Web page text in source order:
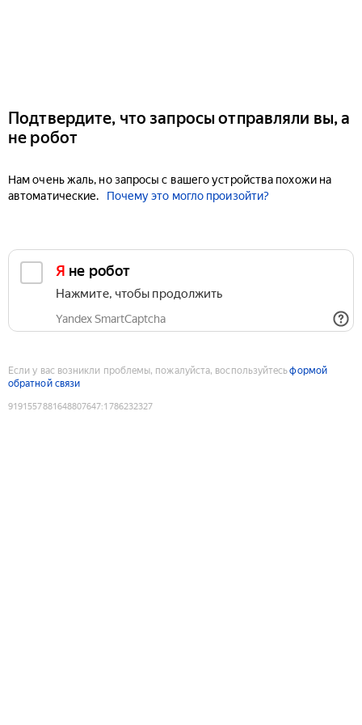
Подтвердите, что запросы отправляли вы, а
не робот
Нам очень жаль, но запросы с вашего устройства похожи на
автоматические.
Почему это могло произойти?
Я не робот
Нажмите, чтобы продолжить
Yandex SmartCaptcha
Если у вас возникли проблемы, пожалуйста, воспользуйтесьформой
обратной связи
9191557881648807647:1786232327